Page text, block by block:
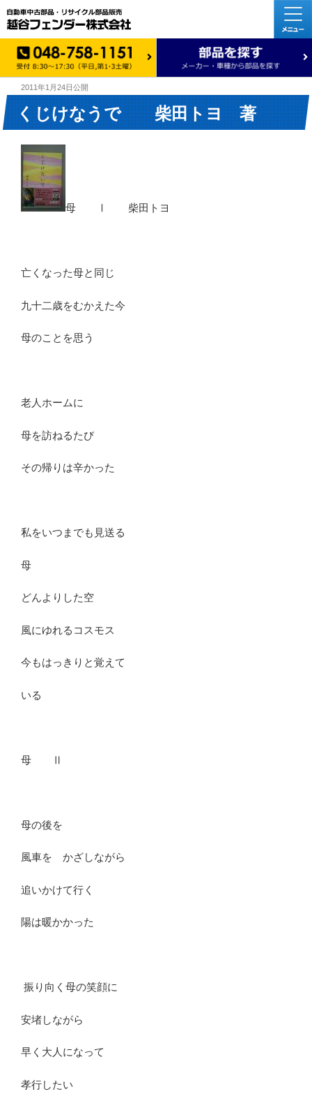
2011年1月24日公開
くじけなうで 柴田トヨ 著
母 Ⅰ 柴田トヨ
亡くなった母と同じ
九十二歳をむかえた今
母のことを思う
老人ホームに
母を訪ねるたび
その帰りは辛かった
私をいつまでも見送る
母
どんよりした空
風にゆれるコスモス
今もはっきりと覚えて
いる
母 Ⅱ
母の後を
風車を かざしながら
追いかけて行く
陽は暖かかった
振り向く母の笑顔に
安堵しながら
早く大人になって
孝行したい